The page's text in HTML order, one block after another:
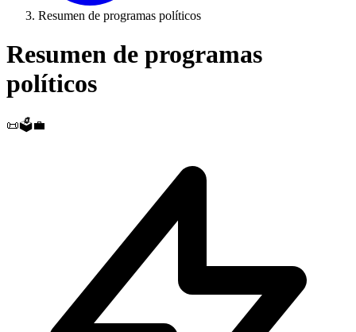
Resumen de programas políticos
Resumen de programas
políticos
📜🗳️💼